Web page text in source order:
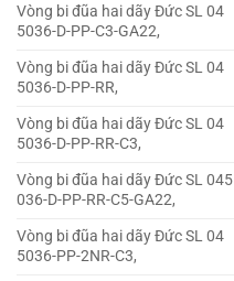
Vòng bi đũa hai dãy Đức SL 04
5036-D-PP-C3-GA22,
Vòng bi đũa hai dãy Đức SL 04
5036-D-PP-RR,
Vòng bi đũa hai dãy Đức SL 04
5036-D-PP-RR-C3,
Vòng bi đũa hai dãy Đức SL 045
036-D-PP-RR-C5-GA22,
Vòng bi đũa hai dãy Đức SL 04
5036-PP-2NR-C3,